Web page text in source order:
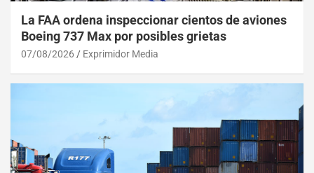
La FAA ordena inspeccionar cientos de aviones
Boeing 737 Max por posibles grietas
07/08/2026 Exprimidor Media